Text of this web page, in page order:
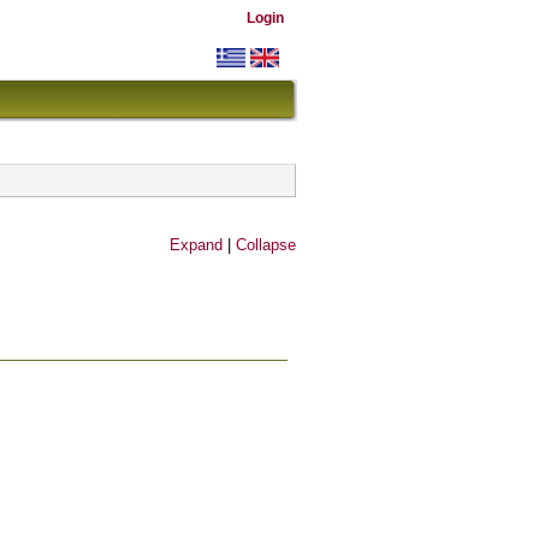
Login
Expand Collapse